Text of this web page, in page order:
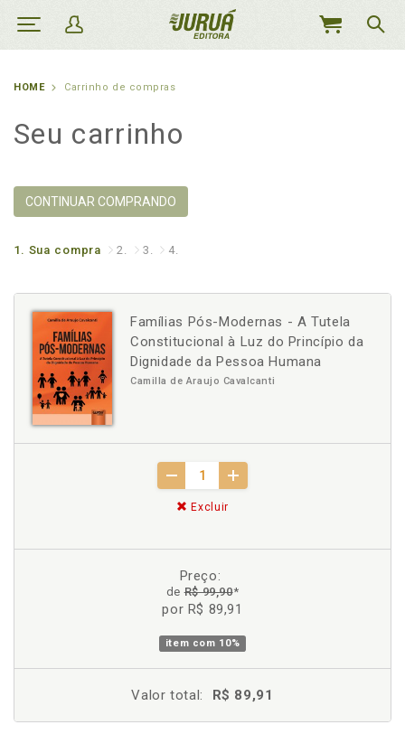
MEU
HOME Carrinho de compras
Seu carrinho
CONTINUAR COMPRANDO
1. Sua compra 2. 3. 4.
Famílias Pós-Modernas - A Tutela
Constitucional à Luz do Princípio da
Dignidade da Pessoa Humana
Camilla de Araujo Cavalcanti
Excluir
Preço:
deR$ 99,90*
por R$ 89,91
item com 10%
Valor total: R$ 89,91